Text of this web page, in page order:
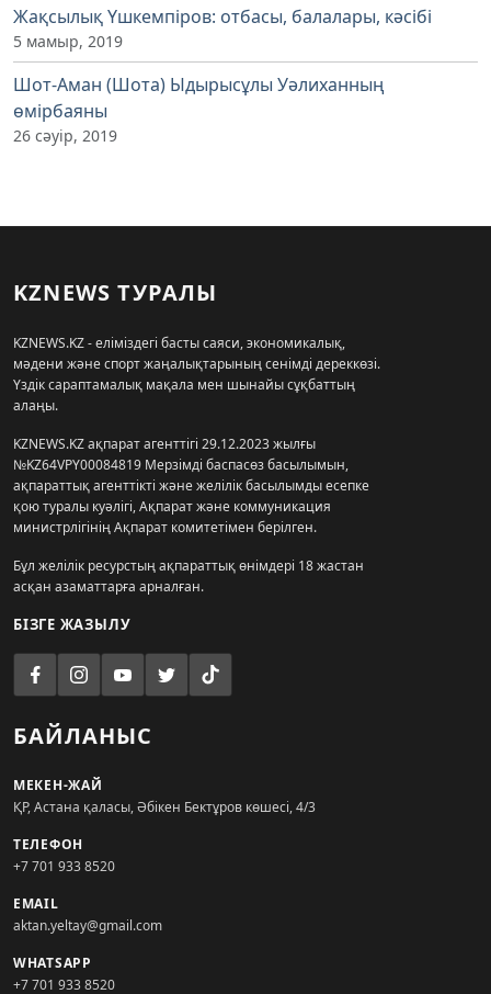
Жақсылық Үшкемпіров: отбасы, балалары, кәсібі
5 мамыр, 2019
Шот-Аман (Шота) Ыдырысұлы Уәлиханның
өмірбаяны
26 сәуір, 2019
KZNEWS ТУРАЛЫ
KZNEWS.KZ - еліміздегі басты саяси, экономикалық,
мәдени және спорт жаңалықтарының сенімді дереккөзі.
Үздік сараптамалық мақала мен шынайы сұқбаттың
алаңы.
KZNEWS.KZ ақпарат агенттігі 29.12.2023 жылғы
№KZ64VPY00084819 Мерзімді баспасөз басылымын,
ақпараттық агенттікті және желілік басылымды есепке
қою туралы куәлігі, Ақпарат және коммуникация
министрлігінің Ақпарат комитетімен берілген.
Бұл желілік ресурстың ақпараттық өнімдері 18 жастан
асқан азаматтарға арналған.
БІЗГЕ ЖАЗЫЛУ
БАЙЛАНЫС
МЕКЕН-ЖАЙ
ҚР, Астана қаласы, Әбікен Бектұров көшесі, 4/3
ТЕЛЕФОН
+7 701 933 8520
EMAIL
aktan.yeltay@gmail.com
WHATSAPP
+7 701 933 8520